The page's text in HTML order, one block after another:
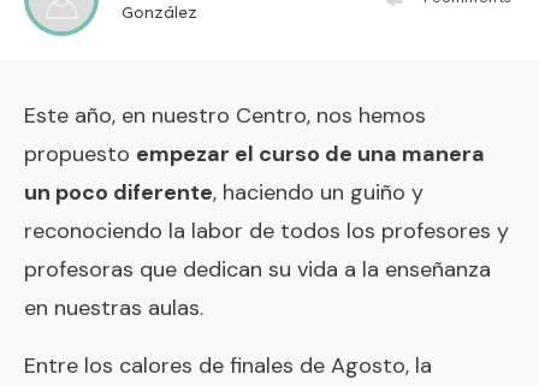
González
Este año, en nuestro Centro, nos hemos
propuesto empezar el curso de una manera
un poco diferente, haciendo un guiño y
reconociendo la labor de todos los profesores y
profesoras que dedican su vida a la enseñanza
en nuestras aulas.
Entre los calores de finales de Agosto, la